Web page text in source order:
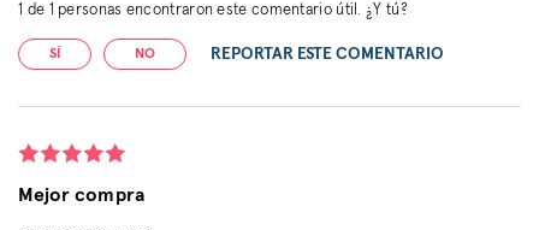
1 de 1 personas encontraron este comentario útil. ¿Y tú?
SÍ NO REPORTAR ESTE COMENTARIO
Mejor compra